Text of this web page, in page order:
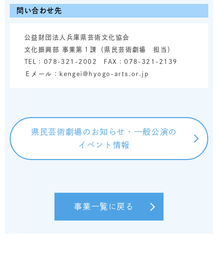
問い合わせ先
公益財団法人兵庫県芸術文化協会
文化振興部 事業第１課（県民芸術劇場 担当）
TEL：078-321-2002 FAX：078-321-2139
Ｅメール：kengei@hyogo-arts.or.jp
県民芸術劇場のお知らせ・一般公演の
イベント情報
事業一覧に戻る